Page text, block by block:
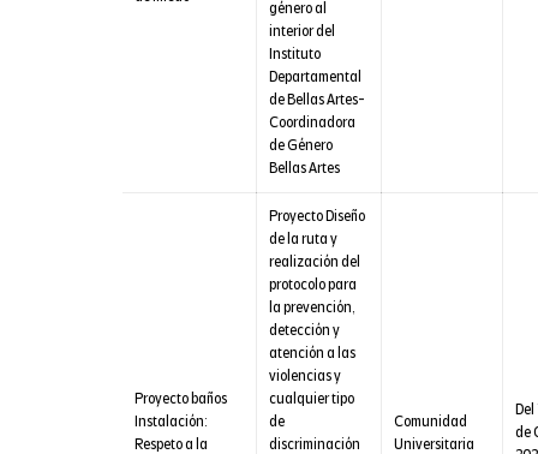
género al
interior del
Instituto
Departamental
de Bellas Artes-
Coordinadora
de Género
Bellas Artes
Proyecto baños
Instalación:
Respeto a la
Proyecto Diseño
de la ruta y
realización del
protocolo para
la prevención,
detección y
atención a las
violencias y
cualquier tipo
de
discriminación
Comunidad
Universitaria
Del
de